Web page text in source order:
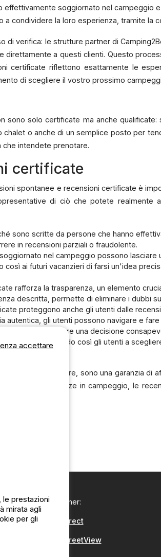
soggiornato nel campeggio
condividere la loro esperienza, tramite la
verifica: le strutture partner di
direttamente a questi clienti. Questo
certificate riflettono esattamente le
di scegliere il vostro prossimo
sono solo certificate ma anche
o anche di un semplice posto per
intendete prenotare.
certificate
spontanee e recensioni certificate è
di ciò che potete realmente
sono scritte da persone che hanno
in recensioni parziali o fraudolente.
nel campeggio possono
ai futuri vacanzieri di farsi un'idea
rafforza la trasparenza, un elemento
descritta, permette di eliminare i dubbi
proteggono anche gli utenti dalle
autentica, gli utenti possono navigare e
per prendere una decisione
campeggi, aiutando così gli utenti a
opzione tra le altre, sono una garanzia di
per le loro vacanze in campeggio, le
e verificate.
I nostri partner:
CampingDirect
CampingStreetView
accettare
prestazioni
mirata agli
per gli